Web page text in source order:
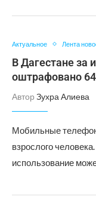
Актуальное Лента
В Дагестане за
оштрафовано
Автор Зухра Алиева
Мобильные
взрослого
использование